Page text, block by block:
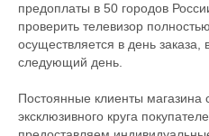
предоплаты в 50 городов
проверить телевизор
осуществляется в день заказа,
следующий день.
Постоянные клиенты магазина
эксклюзивного круга